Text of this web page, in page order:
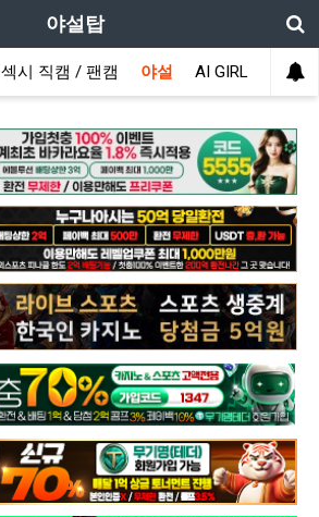
야설탑
섹시 직캠 / 팬캠 야설 AI GIRL